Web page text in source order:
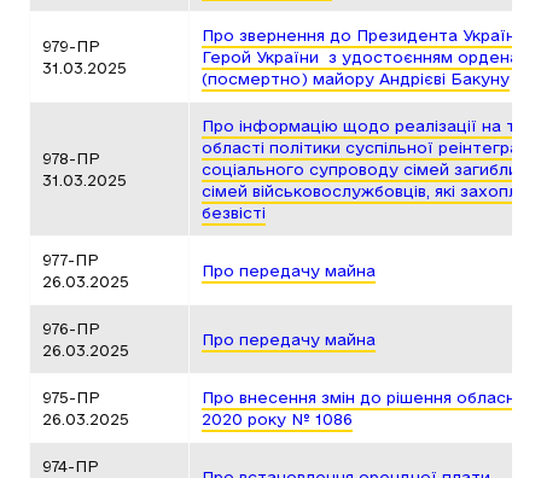
979-ПР
31.03.2025
Про звернення до Президента України
Герой України з удостоєнням ордена
(посмертно) майору Андрієві Бакуну
978-ПР
31.03.2025
Про інформацію щодо реалізації на
області політики суспільної
соціального супроводу сімей загиблих
сімей військовослужбовців, які
безвісті
977-ПР
26.03.2025
Про передачу майна
976-ПР
26.03.2025
Про передачу майна
975-ПР
26.03.2025
Про внесення змін до рішення обласної
2020 року № 1086
974-ПР